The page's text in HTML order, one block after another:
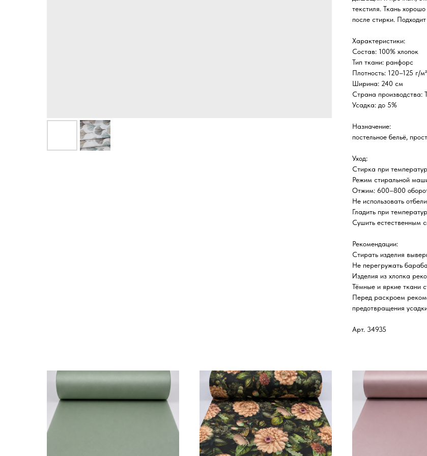
текстиля. Ткань
после стирки.
Характеристики:
Состав: 100% хлопок
Тип ткани: ранфорс
Плотность: 120–125 г/м²
Ширина: 240 см
Страна производства:
Усадка: до 5%
Назначение:
постельное бельё,
Уход:
Стирка при
Режим стиральной
Отжим: 600–800
Не использовать
Гладить при
Сушить естественным
Рекомендации:
Стирать изделия
Не перегружать
Изделия из хлопка
Тёмные и яркие ткани
Перед раскроем
предотвращения
Арт. 34935